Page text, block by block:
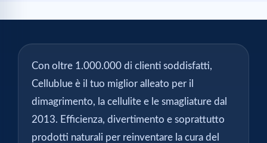
Con oltre 1.000.000 di clienti soddisfatti,
Cellublue è il tuo miglior alleato per il
dimagrimento, la cellulite e le smagliature dal
2013. Efficienza, divertimento e soprattutto
prodotti naturali per reinventare la cura del